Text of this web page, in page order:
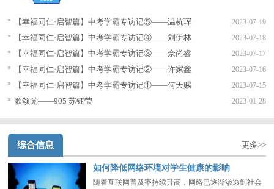
【幸福同仁·启智篇】中考学霸专访记⑤——温杭珲 2023-07-19
【幸福同仁·启智篇】中考学霸专访记④——刘伊林 2023-07-18
【幸福同仁·启智篇】中考学霸专访记③——佘尚睿 2023-07-17
【幸福同仁·启智篇】中考学霸专访记②——许家鑫 2023-07-16
【幸福同仁·启智篇】中考学霸专访记①——何天赐 2023-07-15
歌颂党——905 苏钰莹 2023-01-28
综合信息 更多>>
如何降低网络环境对学生健康的影响
随着互联网普及率持续升高，网络已逐渐渗透到社会